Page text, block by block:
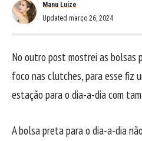
Manu Luize
Updated março 26, 2024
No outro post mostrei as bolsas
foco nas clutches, para esse fiz
estação para o dia-a-dia com
A bolsa preta para o dia-a-dia